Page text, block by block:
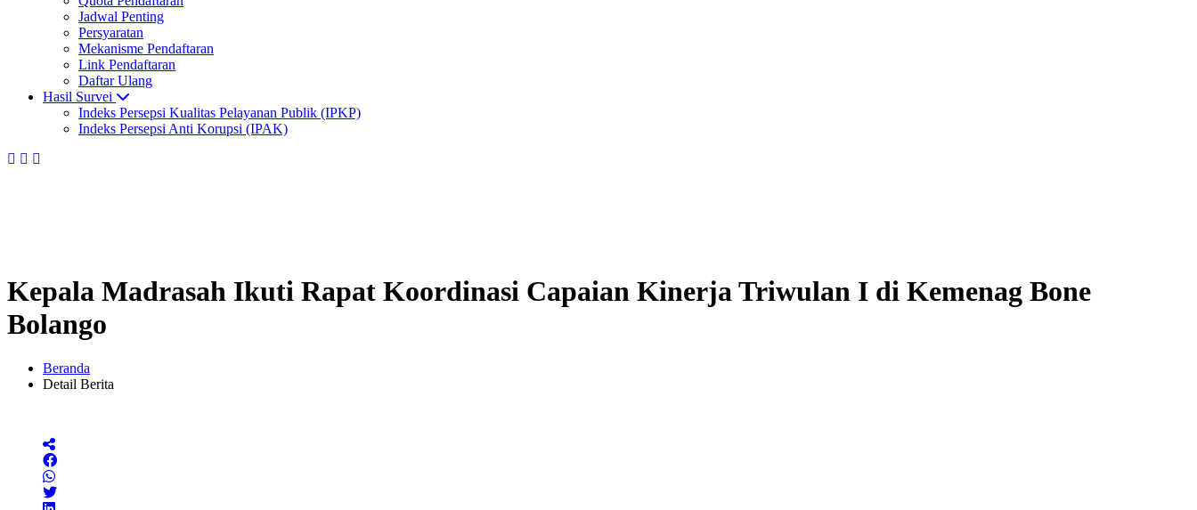
Jadwal Penting
Persyaratan
Mekanisme Pendaftaran
Link Pendaftaran
Daftar Ulang
Hasil Survei
Indeks Persepsi Kualitas Pelayanan Publik (IPKP)
Indeks Persepsi Anti Korupsi (IPAK)
Kepala Madrasah Ikuti Rapat Koordinasi Capaian Kinerja Triwulan I di Kemenag Bone
Bolango
Beranda
Detail Berita